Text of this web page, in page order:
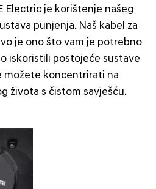
Electric je korištenje našeg
punjenja. Naš kabel za
je ono što vam je potrebno
iskoristili postojeće sustave
možete koncentrirati na
života s čistom savješću.